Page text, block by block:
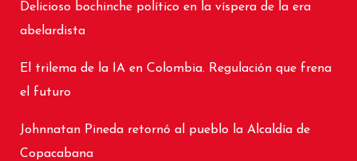
Delicioso bochinche político en la víspera de la era
abelardista
El trilema de la IA en Colombia. Regulación que frena
el futuro
Johnnatan Pineda retornó al pueblo la Alcaldía de
Copacabana